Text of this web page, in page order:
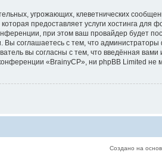
угрожающих, клеветнических
предоставляет услуги хостинга
при этом ваш провайдер будет
Вы соглашаетесь с тем, что
вы согласны с тем, что введённая
«BrainyCP», ни phpBB Limited не
Создано на